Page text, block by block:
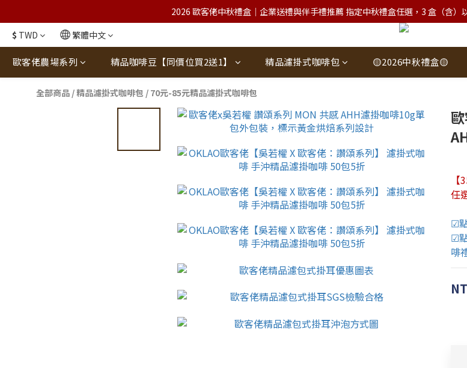
2026 歐客佬中秋禮盒｜企業送禮與伴手禮推薦 指定中秋禮盒任選，3 盒（含
$ TWD 繁體中文
歐客佬農場系列 精品咖啡豆【同價位買2送1】 精品濾掛式咖啡包 🟡2026中秋禮盒🟡
全部商品 /精品濾掛式咖啡包 / 70元-85元精品濾掛式咖啡包
任
☑
☑
啡